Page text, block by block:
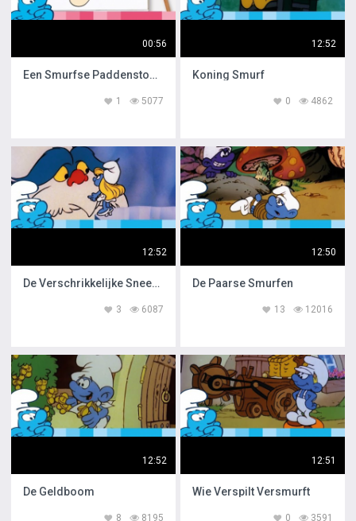
00:56
Een Smurfse Paddenstoel Tekenen
5077
1
12:52
Koning Smurf
4862
0
12:52
De Verschrikkelijke Sneeuwman
6087
3
12:50
De Paarse Smurfen
12016
13
12:52
De Geldboom
8195
8
12:51
Wie Verspilt Versmurft
3591
0